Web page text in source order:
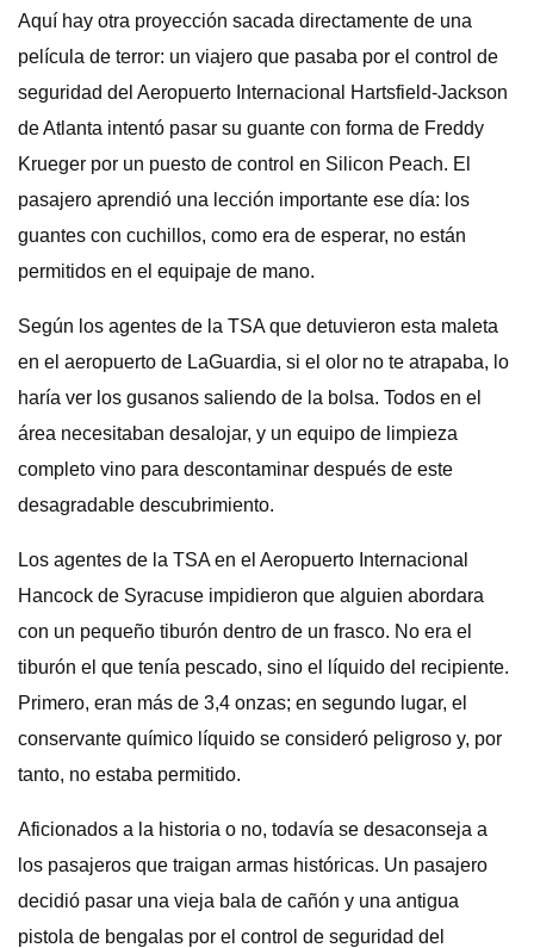
Aquí hay otra proyección sacada directamente de una
película de terror: un viajero que pasaba por el control de
seguridad del Aeropuerto Internacional Hartsfield-Jackson
de Atlanta intentó pasar su guante con forma de Freddy
Krueger por un puesto de control en Silicon Peach. El
pasajero aprendió una lección importante ese día: los
guantes con cuchillos, como era de esperar, no están
permitidos en el equipaje de mano.
Según los agentes de la TSA que detuvieron esta maleta
en el aeropuerto de LaGuardia, si el olor no te atrapaba, lo
haría ver los gusanos saliendo de la bolsa. Todos en el
área necesitaban desalojar, y un equipo de limpieza
completo vino para descontaminar después de este
desagradable descubrimiento.
Los agentes de la TSA en el Aeropuerto Internacional
Hancock de Syracuse impidieron que alguien abordara
con un pequeño tiburón dentro de un frasco. No era el
tiburón el que tenía pescado, sino el líquido del recipiente.
Primero, eran más de 3,4 onzas; en segundo lugar, el
conservante químico líquido se consideró peligroso y, por
tanto, no estaba permitido.
Aficionados a la historia o no, todavía se desaconseja a
los pasajeros que traigan armas históricas. Un pasajero
decidió pasar una vieja bala de cañón y una antigua
pistola de bengalas por el control de seguridad del